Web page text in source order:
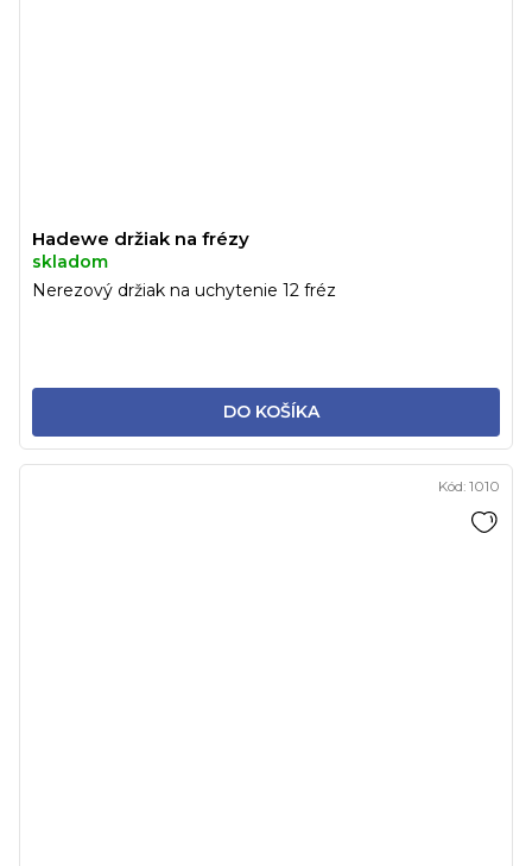
Hadewe držiak na frézy
skladom
DO KOŠÍKA
Nerezový držiak na uchytenie 12 fréz
Kód: 1010